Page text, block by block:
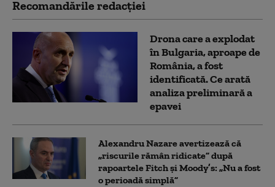
Recomandările redacţiei
Drona care a explodat
în Bulgaria, aproape de
România, a fost
identificată. Ce arată
analiza preliminară a
epavei
Alexandru Nazare avertizează că
„riscurile rămân ridicate” după
rapoartele Fitch și Moody’s: „Nu a fost
o perioadă simplă”